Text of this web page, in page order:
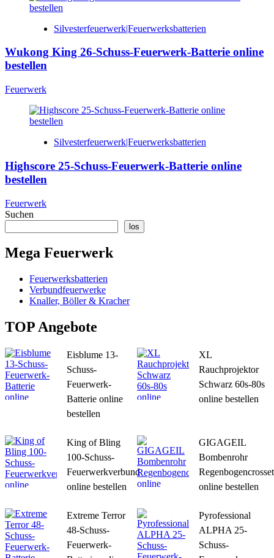
Silvesterfeuerwerk|Feuerwerksbatterien
Wukong King 26-Schuss-Feuerwerk-Batterie online
bestellen
Feuerwerk
Silvesterfeuerwerk|Feuerwerksbatterien
Highscore 25-Schuss-Feuerwerk-Batterie online
bestellen
Feuerwerk
Suchen
los
Mega Feuerwerk
Feuerwerksbatterien
Verbundfeuerwerke
Knaller, Böller & Kracher
TOP Angebote
Eisblume 13-
Schuss-
Feuerwerk-
Batterie online
bestellen
XL
Rauchprojektor
Schwarz 60s-80s
online bestellen
King of Bling
100-Schuss-
Feuerwerkverbund
online bestellen
GIGAGEIL
Bombenrohr
online bestellen
Extreme Terror
48-Schuss-
Feuerwerk-
Pyrofessional
ALPHA 25-
Schuss-